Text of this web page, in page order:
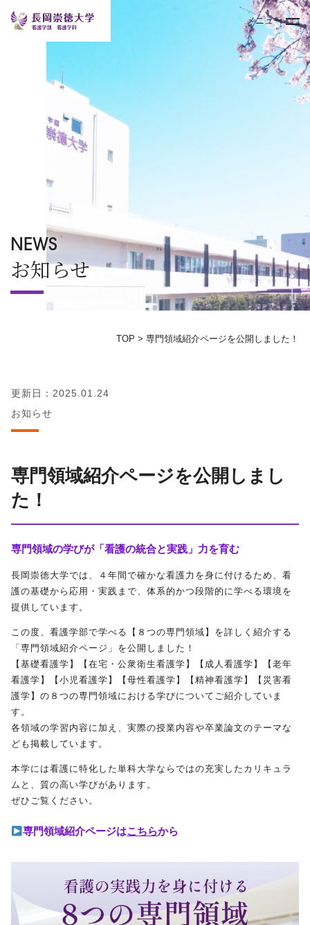
メニュー
キャンパスライフ
オープンキャンパス
証明書発行手続き
同窓会
お問い合わせ
資料請求
採用担当の方へ
NEWS
お知らせ
TOP > 専門領域紹介ページを公開しました！
更新日：2025.01.24
お知らせ
専門領域紹介ページを公開しまし
た！
専門領域の学びが「看護の統合と実践」力を育む
長岡崇徳大学では、４年間で確かな看護力を身に付けるため、看
護の基礎から応用・実践まで、体系的かつ段階的に学べる環境を
提供しています。
この度、看護学部で学べる【８つの専門領域】を詳しく紹介する
「専門領域紹介ページ」を公開しました！
【基礎看護学】【在宅・公衆衛生看護学】【成人看護学】【老年
看護学】【小児看護学】【母性看護学】【精神看護学】【災害看
護学】の８つの専門領域における学びについてご紹介していま
す。
各領域の学習内容に加え、実際の授業内容や卒業論文のテーマな
ども掲載しています。
本学には看護に特化した単科大学ならではの充実したカリキュラ
ムと、質の高い学びがあります。
ぜひご覧ください。
専門領域紹介ページはこちらから